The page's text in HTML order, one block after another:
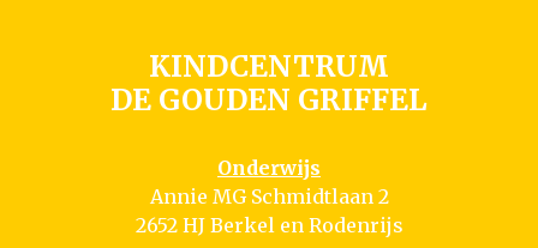
KINDCENTRUM
DE GOUDEN GRIFFEL
Onderwijs
Annie MG Schmidtlaan 2
2652 HJ Berkel en Rodenrijs